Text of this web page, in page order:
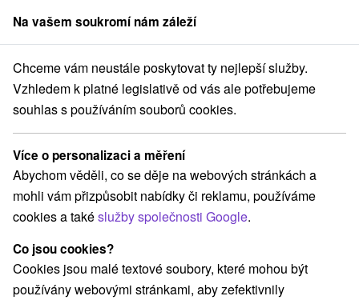
člen skupinySorger
Apartmány Východné Slovensko Prešovský kraj
Apartmány Vrbov
Kategorie
Všechny kategorie
Apartmány(2) Penzióny(3)
Priváty(6)
Vyberte lokalitu nebo termín
Na vašem soukromí nám záleží
Chceme vám neustále poskytovat ty nejlepší služby.
Vzhledem k platné legislativě od vás ale potřebujeme
souhlas s používáním souborů cookies.
Více o personalizaci a měření
Abychom věděli, co se děje na webových stránkách a
mohli vám přizpůsobit nabídky či reklamu, používáme
cookies a takéslužby společnosti Google.
Co jsou cookies?
Cookies jsou malé textové soubory, které mohou být
používány webovými stránkami, aby zefektivnily